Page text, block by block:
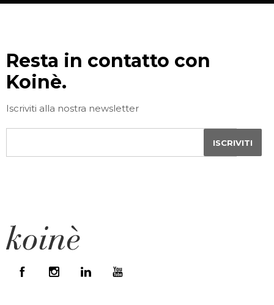
Resta in contatto con
Koinè.
Iscriviti alla nostra newsletter